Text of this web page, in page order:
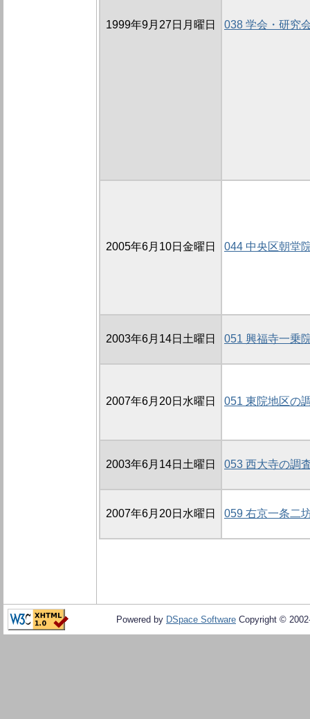
1999年9月27日月曜日 038 学会・研究
2005年6月10日金曜日 044 中央区朝堂
2003年6月14日土曜日 051 興福寺一乗
2007年6月20日水曜日 051 東院地区の
2003年6月14日土曜日 053 西大寺の調
2007年6月20日水曜日 059 右京一条二
Powered by DSpace Software Copyright ©